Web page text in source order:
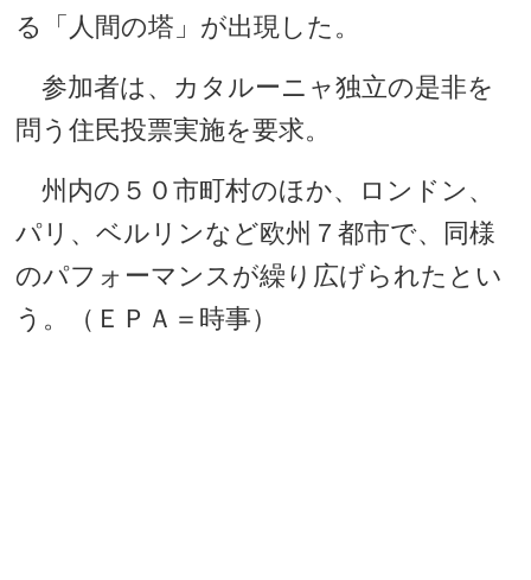
る「人間の塔」が出現した。
参加者は、カタルーニャ独立の是非を
問う住民投票実施を要求。
州内の５０市町村のほか、ロンドン、
パリ、ベルリンなど欧州７都市で、同様
のパフォーマンスが繰り広げられたとい
う。（ＥＰＡ＝時事）